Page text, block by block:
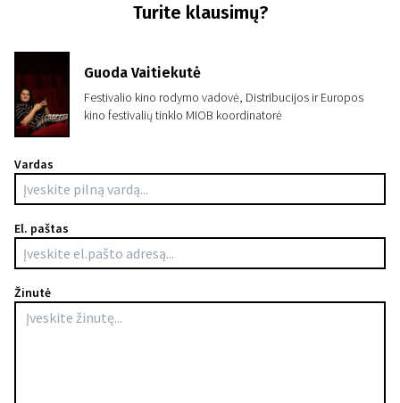
Turite klausimų?
Guoda Vaitiekutė
Festivalio kino rodymo vadovė, Distribucijos ir Europos
kino festivalių tinklo MIOB koordinatorė
Vardas
El. paštas
Žinutė